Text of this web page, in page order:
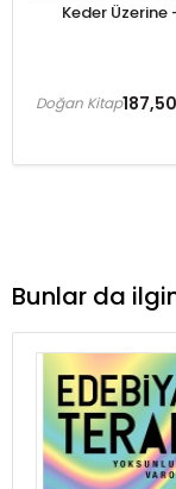
Keder Üzerine
Doğan Kitap
Bunlar da